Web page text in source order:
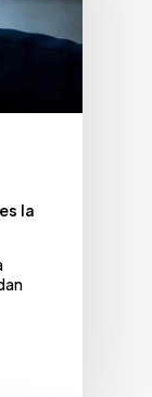
la